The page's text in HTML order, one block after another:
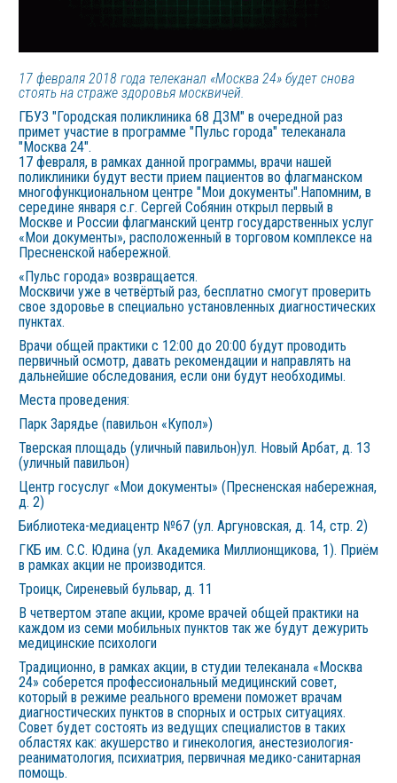
17 февраля 2018 года телеканал «Москва 24» будет снова
стоять на страже здоровья москвичей.
ГБУЗ "Городская поликлиника 68 ДЗМ" в очередной раз
примет участие в программе "Пульс города" телеканала
"Москва 24".
17 февраля, в рамках данной программы, врачи нашей
поликлиники будут вести прием пациентов во флагманском
многофункциональном центре "Мои документы".Напомним, в
середине января с.г. Сергей Собянин открыл первый в
Москве и России флагманский центр государственных услуг
«Мои документы», расположенный в торговом комплексе на
Пресненской набережной.
«Пульс города» возвращается.
Москвичи уже в четвёртый раз, бесплатно смогут проверить
свое здоровье в специально установленных диагностических
пунктах.
Врачи общей практики с 12:00 до 20:00 будут проводить
первичный осмотр, давать рекомендации и направлять на
дальнейшие обследования, если они будут необходимы.
Места проведения:
Парк Зарядье (павильон «Купол»)
Тверская площадь (уличный павильон)ул. Новый Арбат, д. 13
(уличный павильон)
Центр госуслуг «Мои документы» (Пресненская набережная,
д. 2)
Библиотека-медиацентр №67 (ул. Аргуновская, д. 14, стр. 2)
ГКБ им. С.С. Юдина (ул. Академика Миллионщикова, 1). Приём
в рамках акции не производится.
Троицк, Сиреневый бульвар, д. 11
В четвертом этапе акции, кроме врачей общей практики на
каждом из семи мобильных пунктов так же будут дежурить
медицинские психологи
Традиционно, в рамках акции, в студии телеканала «Москва
24» соберется профессиональный медицинский совет,
который в режиме реального времени поможет врачам
диагностических пунктов в спорных и острых ситуациях.
Совет будет состоять из ведущих специалистов в таких
областях как: акушерство и гинекология, анестезиология-
реаниматология, психиатрия, первичная медико-санитарная
помощь.